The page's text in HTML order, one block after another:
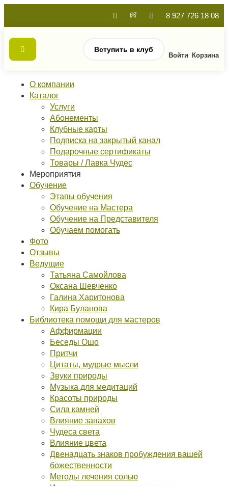
8 927 726 18 08
Вступить в клуб
Войти Корзина
О компании
Каталог
Услуги
Абонементы
Клубные карты
Подписка на закрытый канал
Подарочные сертификаты
Товары / Лавка Чудес
Мероприятия
Обучение
Этапы обучения
Обучение на Мастера
Обучение на Представителя
Обучаем помогать
Фото
Отзывы
Ведущие
Татьяна Самойлова
Оксана Шевченко
Галина Харитонова
Кира Буланова
Библиотека помощи для мастеров
Аффирмации
Беседы Ошо
Притчи
Цитаты, мудрые мысли
Звуки природы
Музыка для медитаций
Красоты природы
Сила камней
Влияние запахов
Чудеса света
Влияние цвета
Двенадцать знаков пробуждения вашей
божественности
Методы лечения солью